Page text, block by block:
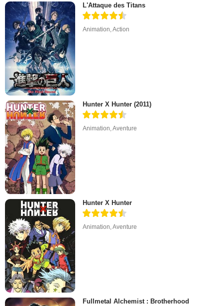
L'Attaque des Titans
Animation,Action
Hunter X Hunter (2011)
Animation ,Aventure
Hunter X Hunter
Animation,Aventure
Fullmetal Alchemist : Brotherhood